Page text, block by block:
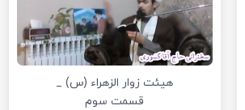
هیئت زوار الزهراء (س) _
قسمت سوم